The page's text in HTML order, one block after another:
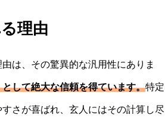
理由
は、その驚異的な汎用性にありま
して絶大な信頼を得ています。特定
さが喜ばれ、玄人にはその計算し尽